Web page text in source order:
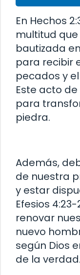
En Hechos
multitud
bautizada
para recibir
pecados y
Este acto
para
piedra.
Además,
de nuestra
y estar
Efesios
renovar
nuevo
según Dios
de la verdad.